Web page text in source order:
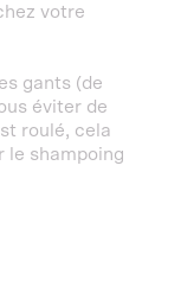
votre
gants (de
éviter de
roulé, cela
le shampoing